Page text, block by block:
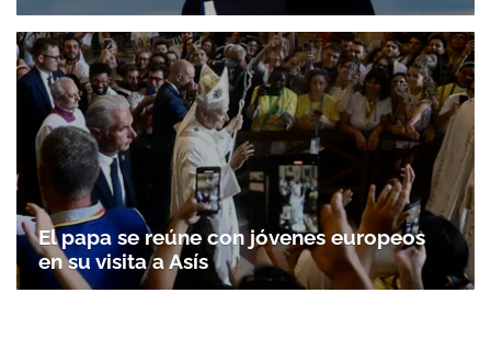
El papa se reúne con jóvenes europeos
en su visita a Asís